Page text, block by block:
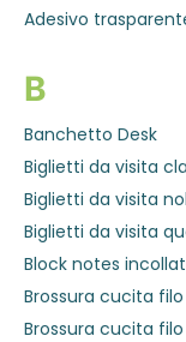
Adesivo
B
Banchetto Desk
Biglietti da visita
Biglietti da visita
Biglietti da visita
Block notes
Brossura cucita
Brossura cucita